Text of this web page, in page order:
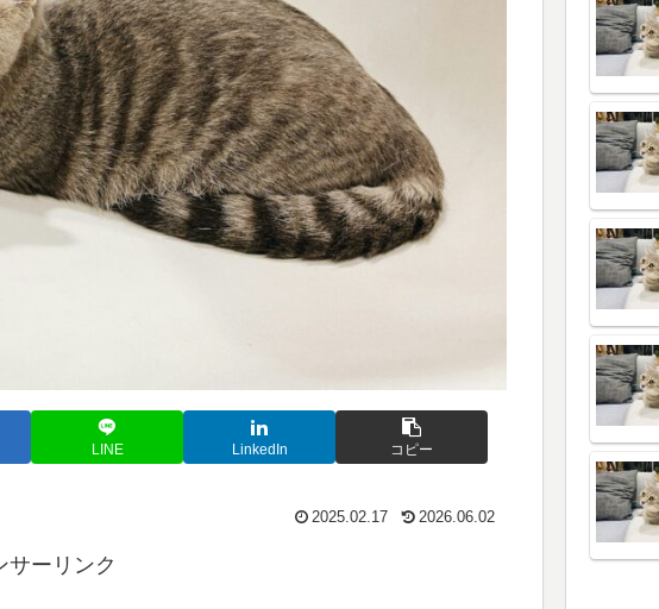
LINE LinkedIn コピー
2025.02.17 2026.06.02
サーリンク